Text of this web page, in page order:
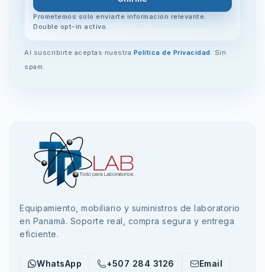
Prometemos solo enviarte información relevante.
Double opt-in activo.
Al suscribirte aceptas nuestra Política de Privacidad . Sin
spam.
Equipamiento, mobiliario y suministros de laboratorio
en Panamá. Soporte real, compra segura y entrega
eficiente.
WhatsApp +507 284 3126 Email